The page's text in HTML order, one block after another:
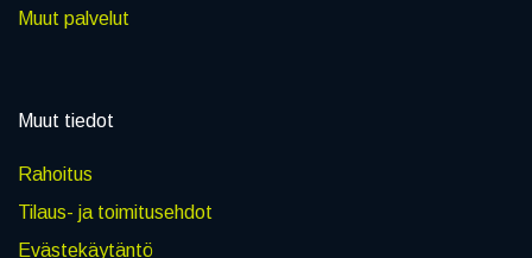
Muut palvelut
Muut tiedot
Rahoitus
Tilaus- ja toimitusehdot
Evästekäytäntö